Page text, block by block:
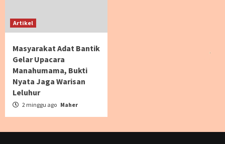
Artikel
Masyarakat Adat Bantik
Gelar Upacara
Manahumama, Bukti
Nyata Jaga Warisan
Leluhur
2 minggu ago Maher